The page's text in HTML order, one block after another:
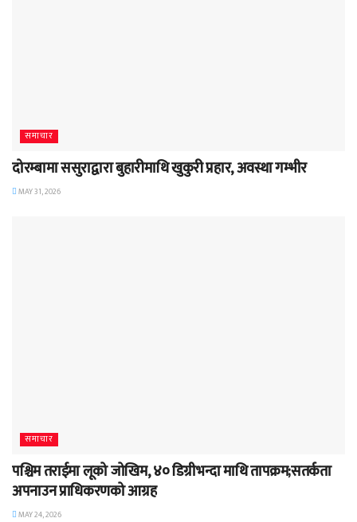
समाचार
दोरम्बामा ससुराद्वारा बुहारीमाथि खुकुरी प्रहार, अवस्था गम्भीर
MAY 31, 2026
समाचार
पश्चिम तराईमा लूको जोखिम, ४० डिग्रीभन्दा माथि तापक्रम;सतर्कता
अपनाउन प्राधिकरणको आग्रह
MAY 24, 2026